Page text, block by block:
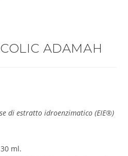
ADAMAH
di estratto idroenzimatico (EIE®)
ml.